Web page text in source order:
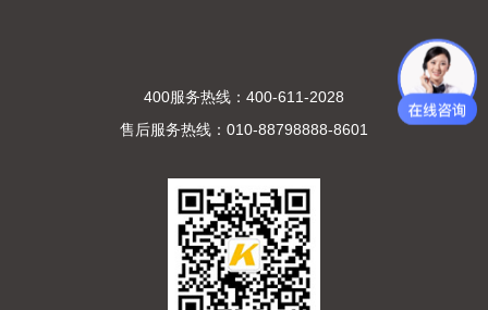
400服务热线：400-611-2028
售后服务热线：010-88798888-8601